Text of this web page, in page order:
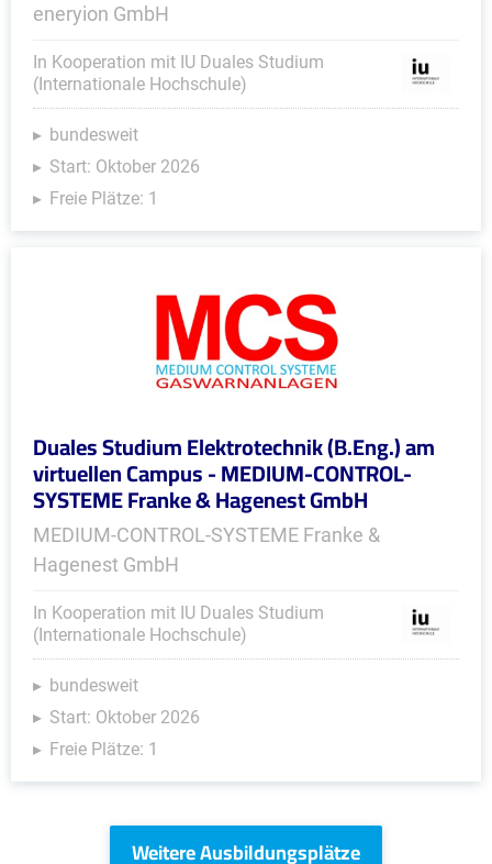
eneryion GmbH
In Kooperation mit IU Duales Studium
(Internationale Hochschule)
bundesweit
Start: Oktober 2026
Freie Plätze: 1
Duales Studium Elektrotechnik (B.Eng.) am
virtuellen Campus - MEDIUM-CONTROL-
SYSTEME Franke & Hagenest GmbH
MEDIUM-CONTROL-SYSTEME Franke &
Hagenest GmbH
In Kooperation mit IU Duales Studium
(Internationale Hochschule)
bundesweit
Start: Oktober 2026
Freie Plätze: 1
Weitere Ausbildungsplätze